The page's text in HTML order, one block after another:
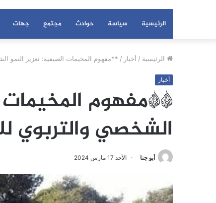
الرئيسية سياسة حوادث مجتمع جهات
الرئيسية / أخبار / **مفهوم المخيمات الصيفية: تعزيز النمو
أخبار
**مفهوم المخيمات
الشخصي والتربوي
أبو جنا الأحد 17 مارس 2024